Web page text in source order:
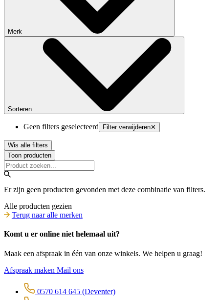
Merk
Sorteren
Geen filters geselecteerd Filter verwijderen✕
Wis alle filters
Toon producten
Er zijn geen producten gevonden met deze combinatie van filters.
Alle producten gezien
Terug naar alle merken
Komt u er online niet helemaal uit?
Maak een afspraak in één van onze winkels. We helpen u graag!
Afspraak maken Mail ons
0570 614 645 (Deventer)